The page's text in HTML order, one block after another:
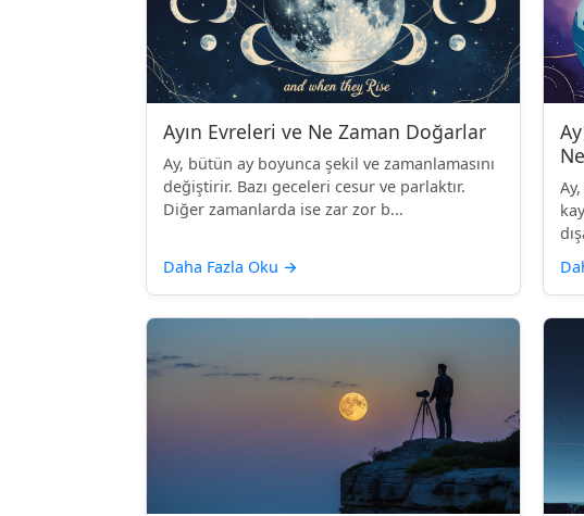
Ayın Evreleri ve Ne Zaman Doğarlar
Ay, bütün ay boyunca şekil ve zamanlamasını
değiştirir. Bazı geceleri cesur ve parlaktır.
Diğer zamanlarda ise zar zor b...
Daha Fazla Oku →